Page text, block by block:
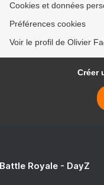
Cookies et données
Préférences cookies
Voir le profil de Olivier
Créer
Royale - DayZ